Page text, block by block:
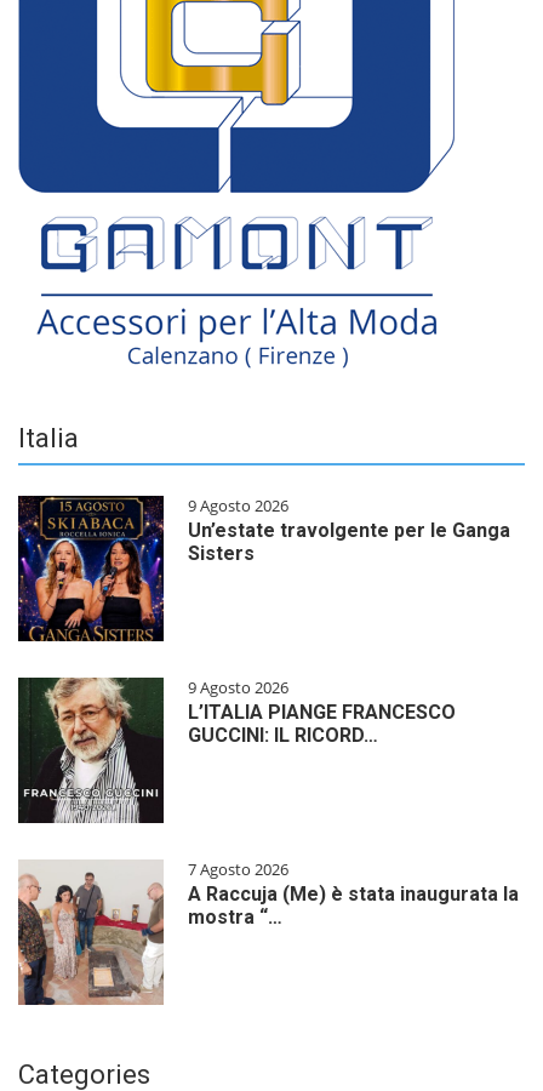
Italia
9 Agosto 2026
Un’estate travolgente per le Ganga
Sisters
9 Agosto 2026
L’ITALIA PIANGE FRANCESCO
GUCCINI: IL RICORD…
7 Agosto 2026
A Raccuja (Me) è stata inaugurata la
mostra “…
Categories